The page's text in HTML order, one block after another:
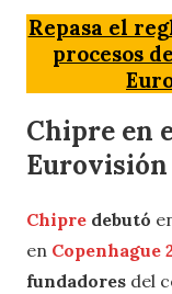
Repasa el
procesos
Chipre en
Chipre debutó
en Copenhague
fundadores del